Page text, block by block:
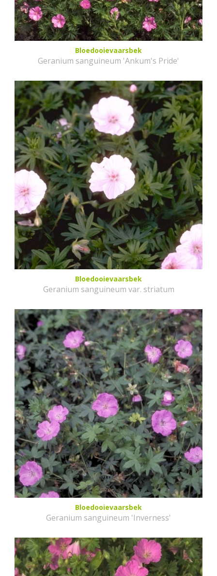
Bloedooievaarsbek
Geranium sanguineum 'Ankum's Pride'
Bloedooievaarsbek
Geranium sanguineum var. striatum
Bloedooievaarsbek
Geranium sanguineum 'Inverness'